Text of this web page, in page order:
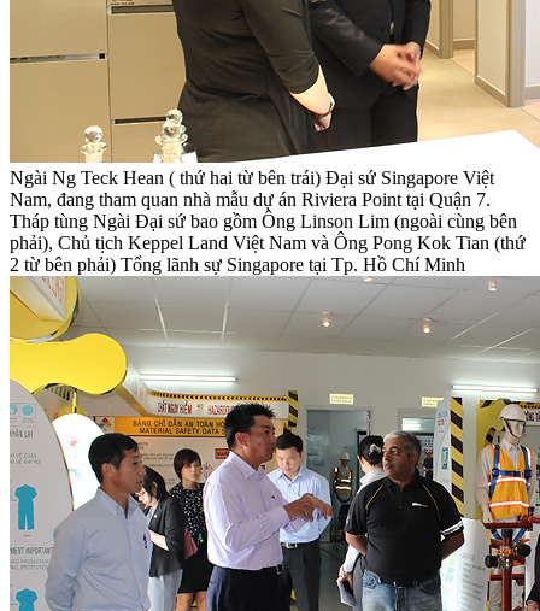
Ngài Ng Teck Hean ( thứ hai từ bên trái) Đại sứ Singapore Việt
Nam, đang tham quan nhà mẫu dự án Riviera Point tại Quận 7.
Tháp tùng Ngài Đại sứ bao gồm Ông Linson Lim (ngoài cùng bên
phải), Chủ tịch Keppel Land Việt Nam và Ông Pong Kok Tian (thứ
2 từ bên phải) Tổng lãnh sự Singapore tại Tp. Hồ Chí Minh